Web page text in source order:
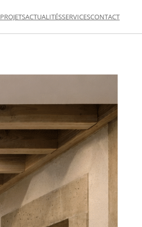
PROJETSACTUALITÉSSERVICESCONTACT